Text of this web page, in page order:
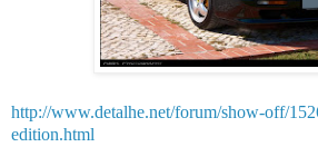
http://www.detalhe.net/forum/show-off/
edition.html